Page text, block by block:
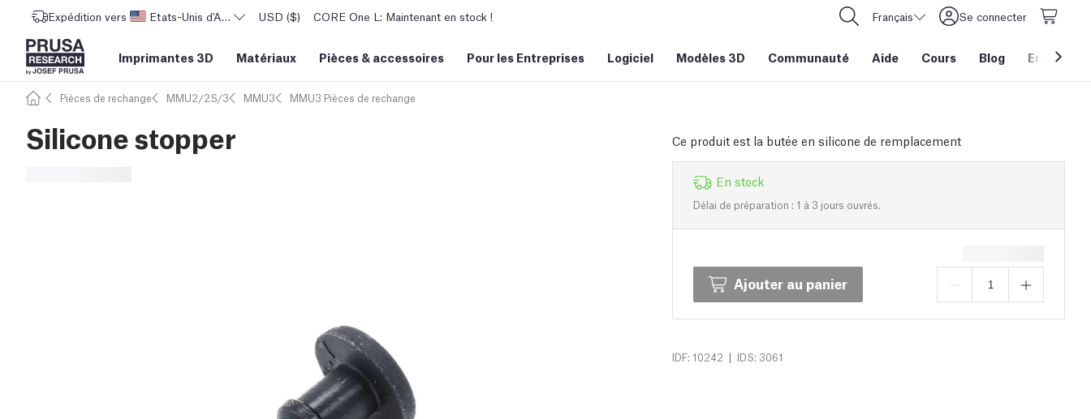
Expédition vers Etats-Unis d'AmériqueUSD ($) CORE One L: Maintenant en stock ! Français Se connecter
Imprimantes 3D Matériaux Pièces & accessoires Pour les Entreprises Logiciel Modèles 3D Communauté Aide Cours Blog Entreprise
Pièces de rechange MMU2/2S/3 MMU3 MMU3 Pièces de rechange
Silicone stopper Ce produit est la butée en silicone de remplacement
En stock
Délai de préparation : 1 à 3 jours ouvrés.
Ajouter au panier
IDF: 10242 | IDS: 3061